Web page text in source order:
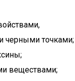
черными точками;
веществами;